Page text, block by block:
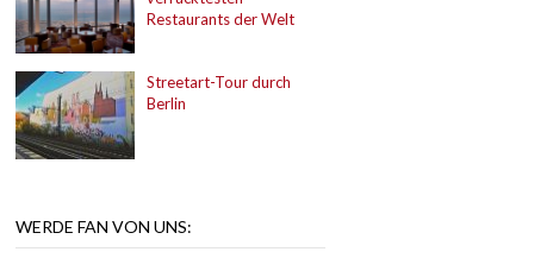
Restaurants der Welt
Streetart-Tour durch
Berlin
WERDE FAN VON UNS: